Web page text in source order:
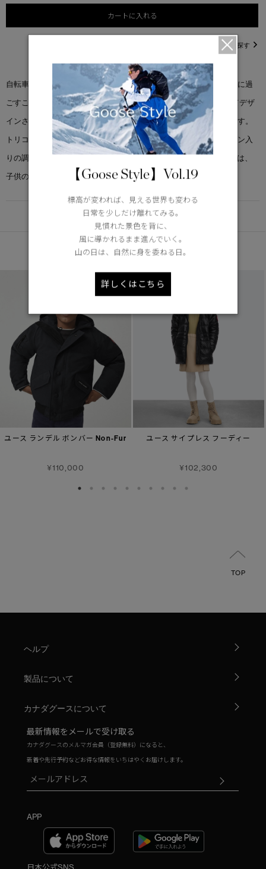
カートに入れる
直営店在庫を探す
自転車に乗ったり、走り回ったり、公園での遊びでも、暖かく快適に過
ごすことができます。大人用のクロフトン フーディにヒントを得てデザ
インされたこのアイテムは、軽量で暖かく、動きやすいデザインです。
トリコット素材のチンガードは柔らかさと快適さをプラスし、ダウン入
りの調節可能なフードは暖かさを提供します。Goose I. D. のラベルは、
子供の成長を見守るのに役立ちます。
DETAIL
あなたへのおすすめ
ユース ランデル ボンバー Non-Fur
¥110,000
ユース サイプレス フーディー
¥102,300
TOP
ヘルプ
製品について
カナダグースについて
最新情報をメールで受け取る
カナダグースのメルマガ会員（登録無料）になると、
新着や先行予約などお得な情報をいちはやくお届けします。
APP
【Goose Style】Vol.19
標高が変われば、見える世界も変わる
日常を少しだけ離れてみる。
見慣れた景色を背に、
風に導かれるまま進んでいく。
山の日は、自然に身を委ねる日。
詳しくはこちら